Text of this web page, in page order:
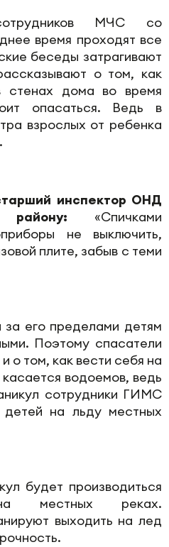
МЧС со
время проходят все
беседы затрагивают
о том, как
стенах дома во время
опасаться. Ведь в
взрослых от ребенка
инспектор ОНД
району: «Спичками
не выключить,
плите, забыв с теми
его пределами детям
Поэтому спасатели
о том, как вести себя на
водоемов, ведь
сотрудники ГИМС
на льду местных
будет производиться
на местных реках.
выходить на лед